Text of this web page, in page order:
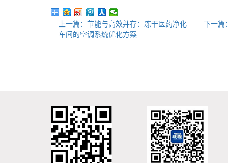
上一篇：节能与高效并存：冻干医药净化
车间的空调系统优化方案
下一